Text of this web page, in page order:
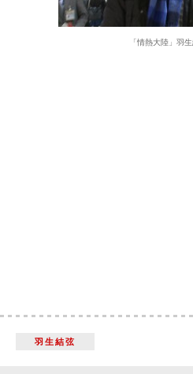
「情熱大陸」羽
羽生結弦